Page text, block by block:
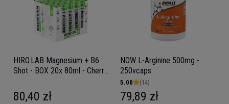
HIRO.LAB Magnesium + B6
Shot - BOX 20x 80ml - Cherry
80,40 zł
NOW L-Arginine 500mg -
250vcaps
5.00 (14)
79,89 zł